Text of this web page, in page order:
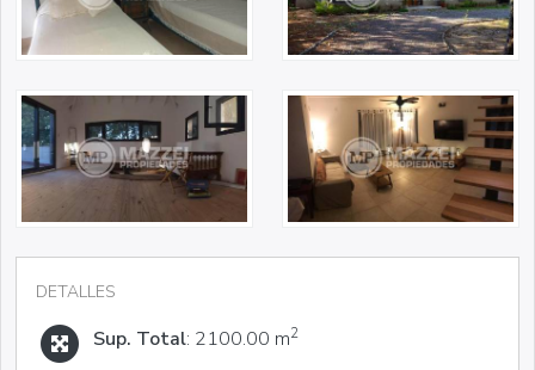
DETALLES
Sup. Total: 2100.00 m2